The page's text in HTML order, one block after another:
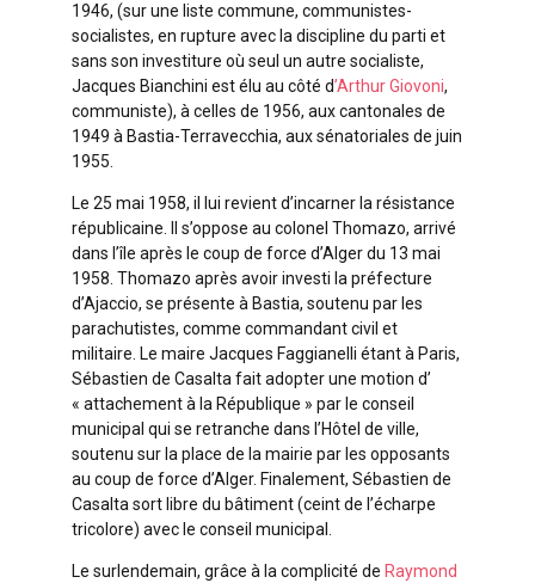
1946, (sur une liste commune, communistes-
socialistes, en rupture avec la discipline du parti et
sans son investiture où seul un autre socialiste,
Jacques Bianchini est élu au côté d’Arthur Giovoni,
communiste), à celles de 1956, aux cantonales de
1949 à Bastia-Terravecchia, aux sénatoriales de juin
1955.
Le 25 mai 1958, il lui revient d’incarner la résistance
républicaine. Il s’oppose au colonel Thomazo, arrivé
dans l’île après le coup de force d’Alger du 13 mai
1958. Thomazo après avoir investi la préfecture
d’Ajaccio, se présente à Bastia, soutenu par les
parachutistes, comme commandant civil et
militaire. Le maire Jacques Faggianelli étant à Paris,
Sébastien de Casalta fait adopter une motion d’
« attachement à la République » par le conseil
municipal qui se retranche dans l’Hôtel de ville,
soutenu sur la place de la mairie par les opposants
au coup de force d’Alger. Finalement, Sébastien de
Casalta sort libre du bâtiment (ceint de l’écharpe
tricolore) avec le conseil municipal.
Le surlendemain, grâce à la complicité de Raymond